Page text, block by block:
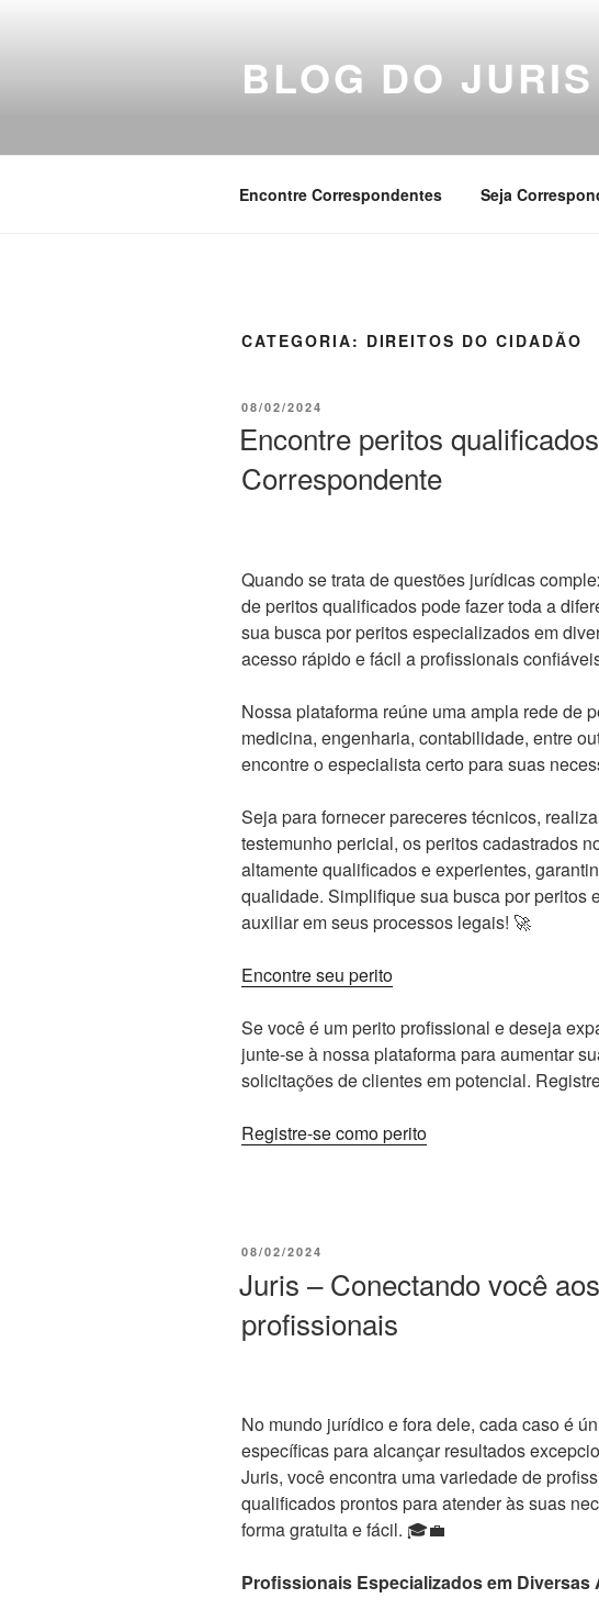
BLOG DO JURIS
Encontre Correspondentes Seja
CATEGORIA: DIREITOS DO CIDADÃO
PUBLICADO
08/02/2024
Encontre peritos
Correspondente
Quando se trata de questões jurídicas
de peritos qualificados pode fazer toda a
sua busca por peritos especializados em
acesso rápido e fácil a profissionais
Nossa plataforma reúne uma ampla rede de
medicina, engenharia, contabilidade, entre
encontre o especialista certo para suas
Seja para fornecer pareceres técnicos,
testemunho pericial, os peritos cadastrados
altamente qualificados e experientes,
qualidade. Simplifique sua busca por peritos
auxiliar em seus processos legais! 🚀
Encontre seu perito
Se você é um perito profissional e deseja
junte-se à nossa plataforma para aumentar
solicitações de clientes em potencial.
Registre-se como perito
PUBLICADO
08/02/2024
Juris – Conectando você
profissionais
No mundo jurídico e fora dele, cada caso é
específicas para alcançar resultados
Juris, você encontra uma variedade de
qualificados prontos para atender às suas
forma gratuita e fácil. 🎓💼
Profissionais Especializados em Diversas